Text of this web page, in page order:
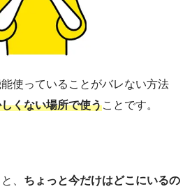
使っていることがバレない方法
くない場所で使うことです。
、 ちょっと今だけはどこにいるの